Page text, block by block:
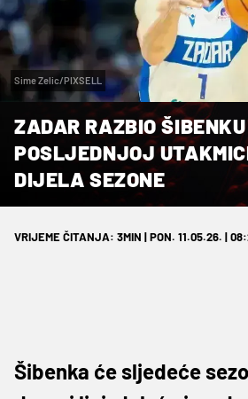
Sime Zelic/PIXSELL
ZADAR RAZBIO
POSLJEDNJOJ
DIJELA SEZONE
VRIJEME ČITANJA: 3MIN | PON. 11.05.26. |
Šibenka će sljedeće